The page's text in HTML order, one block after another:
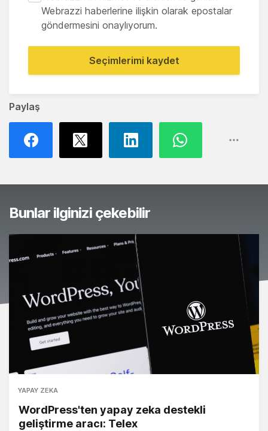
Paylaş
Webrazzi haberlerine ilişkin olarak epostalar
göndermesini onaylıyorum.
Seçimlerimi kaydet
Bunlar ilginizi çekebilir
YAPAY ZEKA
WordPress'ten yapay zeka destekli
geliştirme aracı: Telex